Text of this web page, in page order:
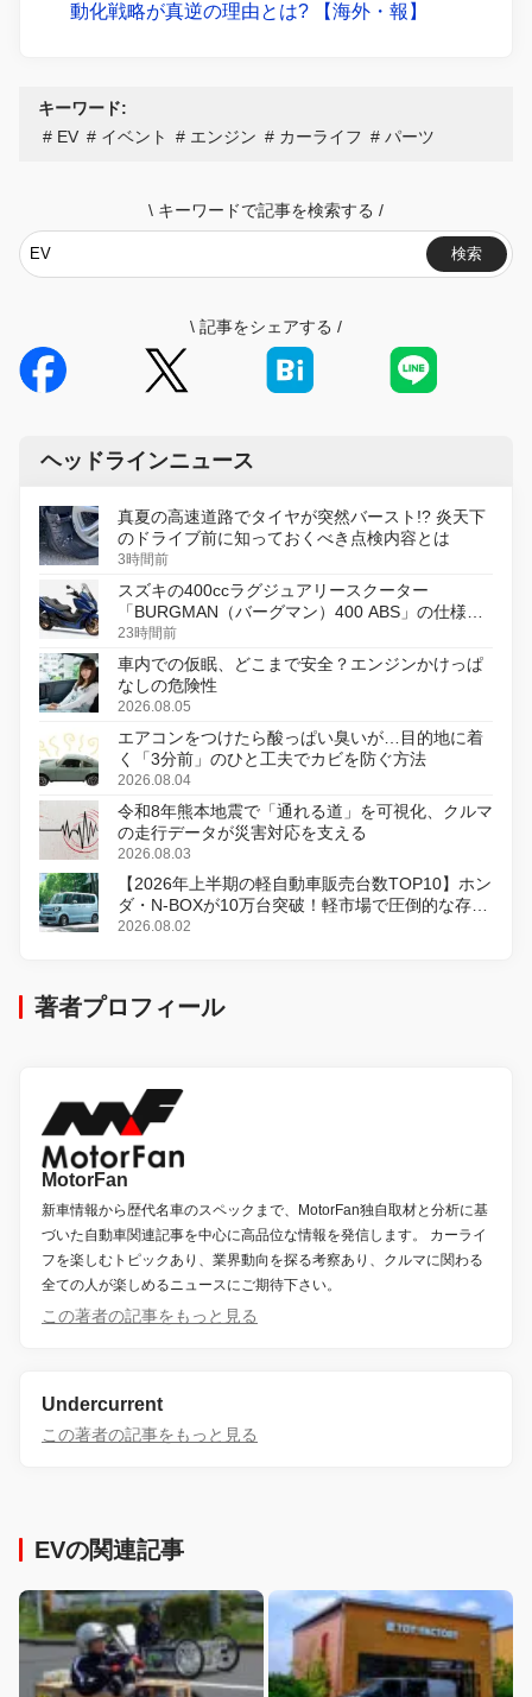
動化戦略が真逆の理由とは? 【海外・報】
キーワード:
EV
イベント エンジン カーライフ パーツ
\ キーワードで記事を検索する /
検索
\ 記事をシェアする /
ヘッドラインニュース
真夏の高速道路でタイヤが突然バースト!? 炎天下
のドライブ前に知っておくべき点検内容とは
3時間前
スズキの400ccラグジュアリースクーター
「BURGMAN（バーグマン）400 ABS」の仕様を
変更し、8月18日に発売
23時間前
車内での仮眠、どこまで安全？エンジンかけっぱ
なしの危険性
2026.08.05
エアコンをつけたら酸っぱい臭いが…目的地に着
く「3分前」のひと工夫でカビを防ぐ方法
2026.08.04
令和8年熊本地震で「通れる道」を可視化、クルマ
の走行データが災害対応を支える
2026.08.03
【2026年上半期の軽自動車販売台数TOP10】ホン
ダ・N-BOXが10万台突破！軽市場で圧倒的な存在
感
2026.08.02
著者プロフィール
MotorFan
新車情報から歴代名車のスペックまで、MotorFan独自取材と分析に基
づいた自動車関連記事を中心に高品位な情報を発信します。 カーライ
フを楽しむトピックあり、業界動向を探る考察あり、クルマに関わる
全ての人が楽しめるニュースにご期待下さい。
この著者の記事をもっと見る
Undercurrent
この著者の記事をもっと見る
EVの関連記事